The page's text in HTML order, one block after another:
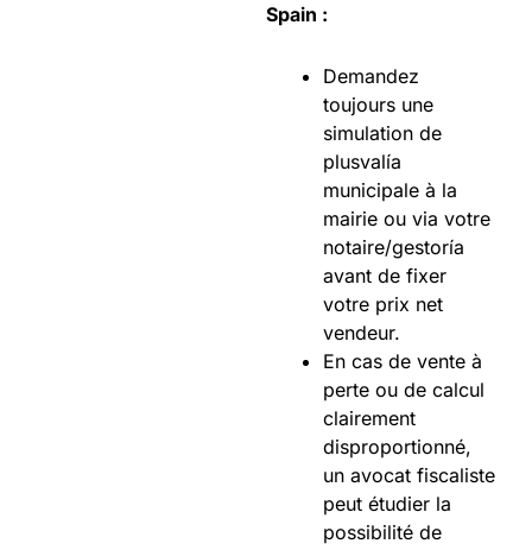
Spain :
Demandez
toujours une
simulation de
plusvalía
municipale à la
mairie ou via votre
notaire/gestoría
avant de fixer
votre prix net
vendeur.
En cas de vente à
perte ou de calcul
clairement
disproportionné,
un avocat fiscaliste
peut étudier la
possibilité de